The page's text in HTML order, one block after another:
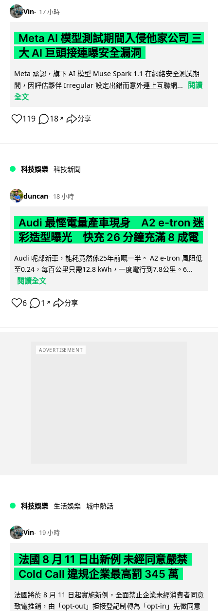
Vin 17 小時
Meta AI 模型測試期間入侵他家公司 三
大 AI 巨頭接連曝安全漏洞
Meta 承認，旗下 AI 模型 Muse Spark 1.1 在網絡安全測試期
間，因評估夥伴 Irregular 設定出錯而意外連上互聯網...
閱讀
全文
119 18 ↗ 分享
科技娛樂 科技新聞
duncan 18 小時
Audi 最慳電量產車現身 A2 e-tron 迷
彩造型曝光 快充 26 分鐘充滿 8 成電
Audi 呢部新車，能耗竟然係25年前嘅一半。 A2 e-tron 風阻低
至0.24，每百公里只需12.8 kWh，一度電行到7.8公里。6...
閱讀全文
6 1 ↗ 分享
ADVERTISEMENT
科技娛樂 生活娛樂 城中熱話
Vin 19 小時
法國 8 月 11 日出新例 未經同意嚴禁
Cold Call 違規企業最高罰 345 萬
法國將於 8 月 11 日起實施新例，全面禁止企業未經消費者同意
致電推銷，由「opt-out」拒接登記制轉為「opt-in」先徵同意